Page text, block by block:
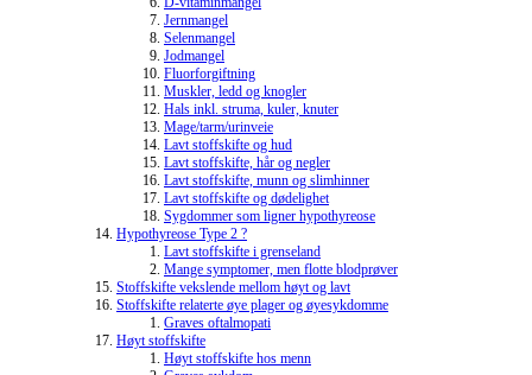
Jernmangel
Selenmangel
Jodmangel
Fluorforgiftning
Muskler, ledd og knogler
Hals inkl. struma, kuler, knuter
Mage/tarm/urinveie
Lavt stoffskifte og hud
Lavt stoffskifte, hår og negler
Lavt stoffskifte, munn og slimhinner
Lavt stoffskifte og dødelighet
Sygdommer som ligner hypothyreose
Hypothyreose Type 2 ?
Lavt stoffskifte i grenseland
Mange symptomer, men flotte blodprøver
Stoffskifte vekslende mellom høyt og lavt
Stoffskifte relaterte øye plager og øyesykdomme
Graves oftalmopati
Høyt stoffskifte
Høyt stoffskifte hos menn